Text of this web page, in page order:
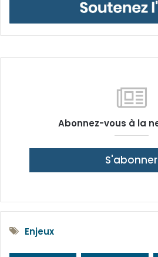
Abonnez-vous à la
S'abonner
Enjeux